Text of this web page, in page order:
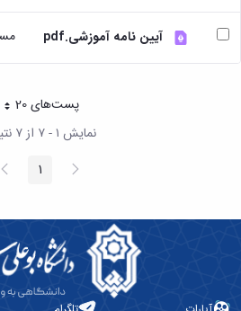
تحصیلی
آیین نامه آموزشی.pdf
پست‌‌های 20هر صفحه
نمایش ۱ - ۷ از ۷ نتیجه
پیغام
قبلی صفحه1
بعد